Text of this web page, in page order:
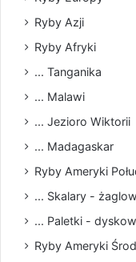
Ryby Azji
Ryby Afryki
... Tanganika
... Malawi
... Jezioro Wiktorii
... Madagaskar
Ryby Ameryki
... Skalary -
... Paletki -
Ryby Ameryki